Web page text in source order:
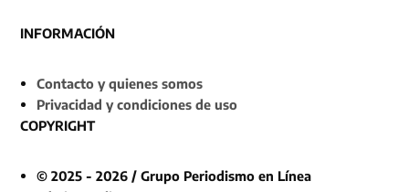
INFORMACIÓN
Contacto y quienes somos
Privacidad y condiciones de uso
COPYRIGHT
© 2025 - 2026 / Grupo Periodismo en Línea